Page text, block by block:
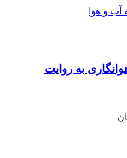
به روایت